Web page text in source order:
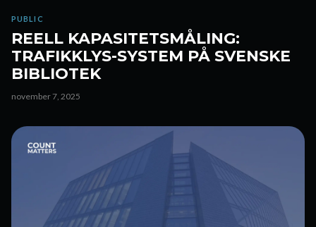
PUBLIC
REELL KAPASITETSMÅLING:
TRAFIKKLYS-SYSTEM PÅ SVENSKE
BIBLIOTEK
november 7, 2025